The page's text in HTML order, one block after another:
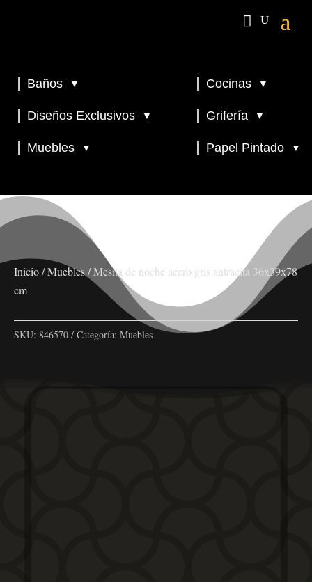
Baños ▼ Cocinas ▼
Diseños Exclusivos ▼ Grifería ▼
Muebles ▼ Papel Pintado ▼
Inicio/Muebles/ Mesita de noche acero gris antracita 36x39x78
cm
SKU: 846570 Categoría: Muebles